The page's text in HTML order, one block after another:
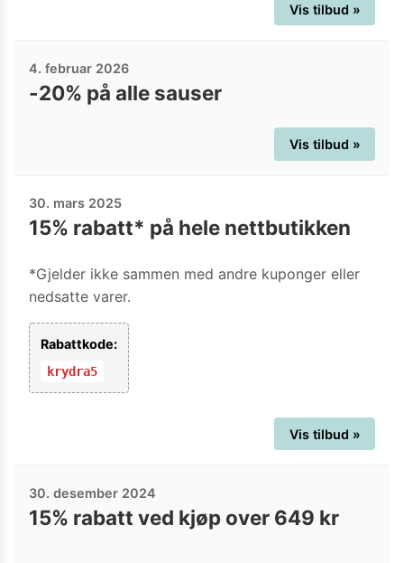
Vis tilbud »
4. februar 2026
-20% på alle sauser
Vis tilbud »
30. mars 2025
15% rabatt* på hele nettbutikken
*Gjelder ikke sammen med andre kuponger eller
nedsatte varer.
Rabattkode:
krydra5
Vis tilbud »
30. desember 2024
15% rabatt ved kjøp over 649 kr